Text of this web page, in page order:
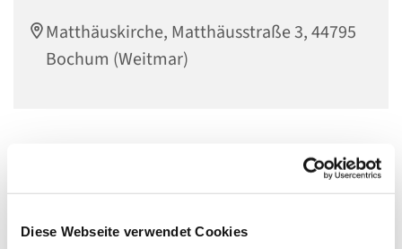
Diese Webseite verwendet Cookies
Matthäuskirche, Matthäusstraße 3, 44795
Bochum (Weitmar)